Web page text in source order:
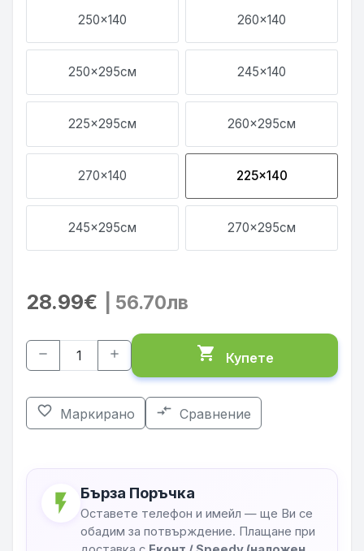
250x140 260x140
250x295см 245x140
225x295см 260x295см
270x140 225x140
245x295см 270x295см
28.99€ | 56.70лв
remove add shopping_cart Купете
favorite_border Маркирано compare_arrows Сравнение
flash_on Бърза Поръчка
Оставете телефон и имейл — ще Ви се
обадим за потвърждение. Плащане при